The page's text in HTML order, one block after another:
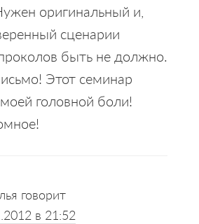
оригинальный и,
сценарии
быть не должно.
Этот семинар
головной боли!
говорит
в 21:52